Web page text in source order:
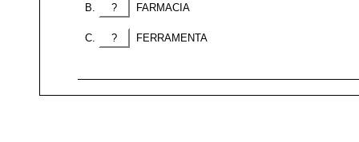
? FARMACIA
? FERRAMENTA